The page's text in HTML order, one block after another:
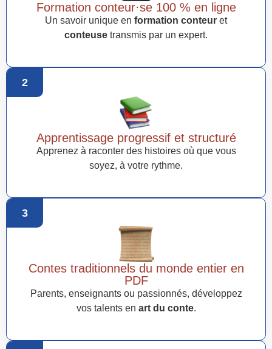
Formation conteur·se 100 % en ligne
Un savoir unique en formation conteur et
conteuse transmis par un expert.
2
Apprentissage progressif et structuré
Apprenez à raconter des histoires où que vous
soyez, à votre rythme.
3
Contes traditionnels du monde entier en
PDF
Parents, enseignants ou passionnés, développez
vos talents en art du conte.